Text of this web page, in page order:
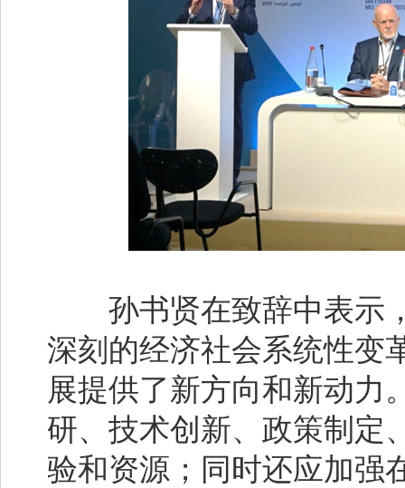
孙书贤在致辞中表示，
深刻的经济社会系统性变
展提供了新方向和新动力
研、技术创新、政策制定
验和资源；同时还应加强